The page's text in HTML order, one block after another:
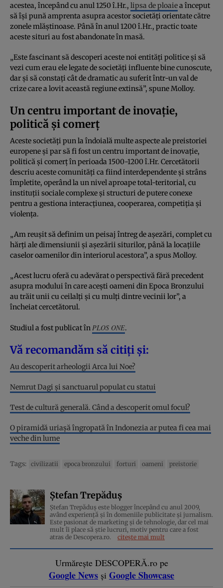
acestea, începând cu anul 1250 î.Hr., lipsa de ploaiea început
să își pună amprenta asupra acestor societăți orientate către
zonele mlăștinoase. Până în anul 1200 î.Hr., practic toate
aceste situri au fost abandonate în masă.
„Este fascinant să descoperi aceste noi entități politice și să
vezi cum erau ele legate de societăți influente bine cunoscute,
dar și să constați cât de dramatic au suferit într-un val de
crize care a lovit această regiune extinsă”, spune Molloy.
Un centru important de inovație,
politică și comerț
Aceste societăți pun la îndoială multe aspecte ale preistoriei
europene și par să fi fost un centru important de inovație,
politică și comerț în perioada 1500-1200 î.Hr. Cercetătorii
descriu aceste comunități ca fiind interdependente și strâns
împletite, operând la un nivel aproape total-teritorial, cu
instituții sociale complexe și structuri de putere conexe
pentru a gestiona interacțiunea, cooperarea, competiția și
violența.
„Am reușit să definim un peisaj întreg de așezări, complet cu
hărți ale dimensiunii și așezării siturilor, până la locațiile
caselor oamenilor din interiorul acestora”, a spus Molloy.
„Acest lucru oferă cu adevărat o perspectivă fără precedent
asupra modului în care acești oameni din Epoca Bronzului
au trăit unii cu ceilalți și cu mulți dintre vecinii lor”, a
încheiat cercetătorul.
Studiul a fost publicat în PLOS ONE.
Vă recomandăm să citiți și:
Au descoperit arheologii Arca lui Noe?
Nemrut Dagi și sanctuarul populat cu statui
Test de cultură generală. Când a descoperit omul focul?
O piramidă uriașă îngropată în Indonezia ar putea fi cea mai
veche din lume
Tags: civilizatii epoca bronzului forturi oameni preistorie
Ștefan Trepăduș
Ștefan Trepăduș este blogger începând cu anul 2009,
având experiență și în domeniile publicitate și jurnalism.
Este pasionat de marketing și de tehnologie, dar cel mai
mult îi place să știe lucruri, motiv pentru care a fost
atras de Descopera.ro.
citește mai mult
Urmărește DESCOPERĂ.ro pe
Google News și Google Showcase